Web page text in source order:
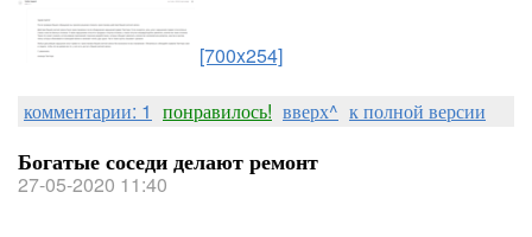
[700x254]
комментарии: 1 понравилось! вверх^ к полной версии
Богатые соседи делают ремонт
27-05-2020 11:40